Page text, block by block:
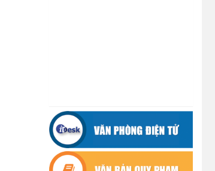
KINH TẾ - XÃ HỘI 6 THÁNG ĐẦU
NĂM 2026
(08/07/2026)